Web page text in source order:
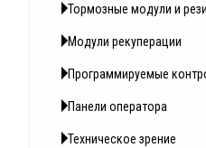
Тормозные модули и
Модули рекуперации
Программируемые
Панели оператора
Техническое зрение